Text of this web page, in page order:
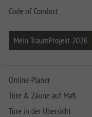
Code of Conduct
Mein TraumProjekt 2026
Online-Planer
Tore & Zäune auf Maß
Tore in der Übersicht